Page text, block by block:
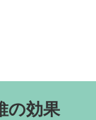
の効果